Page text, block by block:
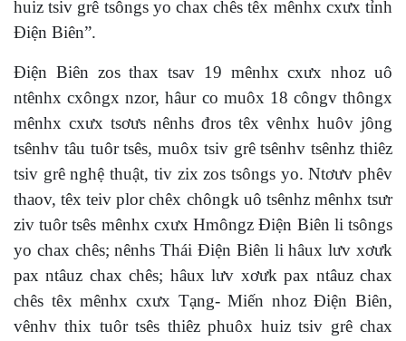
huiz tsiv grê tsôngs yo chax chês têx mênhx cxưx tỉnh
Điện Biên”.
Điện Biên zos thax tsav 19 mênhx cxưx nhoz uô
ntênhx cxôngx nzor, hâur co muôx 18 côngv thôngx
mênhx cxưx tsơưs nênhs đros têx vênhx huôv jông
tsênhv tâu tuôr tsês, muôx tsiv grê tsênhv tsênhz thiêz
tsiv grê nghệ thuật, tiv zix zos tsôngs yo. Ntơưv phêv
thaov, têx teiv plor chêx chôngk uô tsênhz mênhx tsưr
ziv tuôr tsês mênhx cxưx Hmôngz Điện Biên li tsôngs
yo chax chês; nênhs Thái Điện Biên li hâux lưv xơưk
pax ntâuz chax chês; hâux lưv xơưk pax ntâuz chax
chês têx mênhx cxưx Tạng- Miến nhoz Điện Biên,
vênhv thix tuôr tsês thiêz phuôx huiz tsiv grê chax